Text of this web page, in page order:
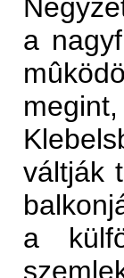
a
váltják
a